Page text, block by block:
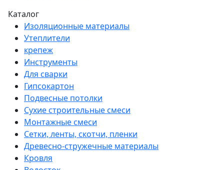
Каталог
Изоляционные материалы
Утеплители
крепеж
Инструменты
Для сварки
Гипсокартон
Подвесные потолки
Сухие строительные смеси
Монтажные смеси
Сетки, ленты, скотчи, пленки
Древесно-стружечные материалы
Кровля